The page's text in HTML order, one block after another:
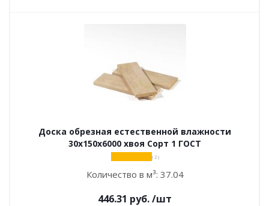
Доска обрезная естественной влажности
30х150х6000 хвоя Сорт 1 ГОСТ
( 2 )
Количество в м³: 37.04
446.31 руб./шт